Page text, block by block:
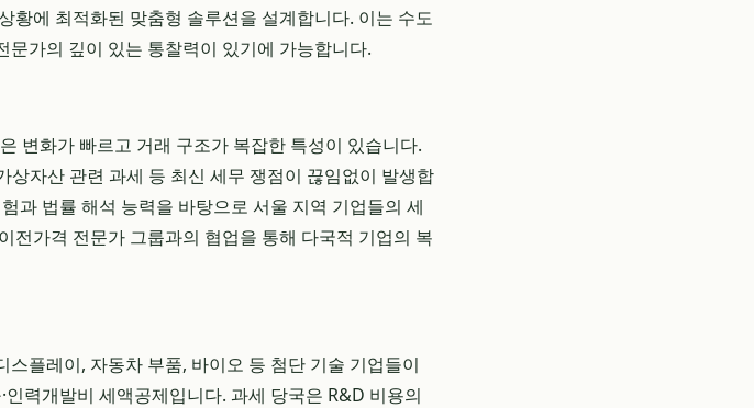
황에 최적화된 맞춤형 솔루션을 설계합니다. 이는 수도
가의 깊이 있는 통찰력이 있기에 가능합니다.
변화가 빠르고 거래 구조가 복잡한 특성이 있습니다.
자산 관련 과세 등 최신 세무 쟁점이 끊임없이 발생합
과 법률 해석 능력을 바탕으로 서울 지역 기업들의 세
전가격 전문가 그룹과의 협업을 통해 다국적 기업의 복
플레이, 자동차 부품, 바이오 등 첨단 기술 기업들이
력개발비 세액공제입니다. 과세 당국은 R&D 비용의